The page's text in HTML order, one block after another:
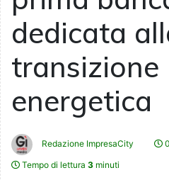
dedicata
transizione
energetica
Redazione ImpresaCity
Tempo di lettura 3 minuti